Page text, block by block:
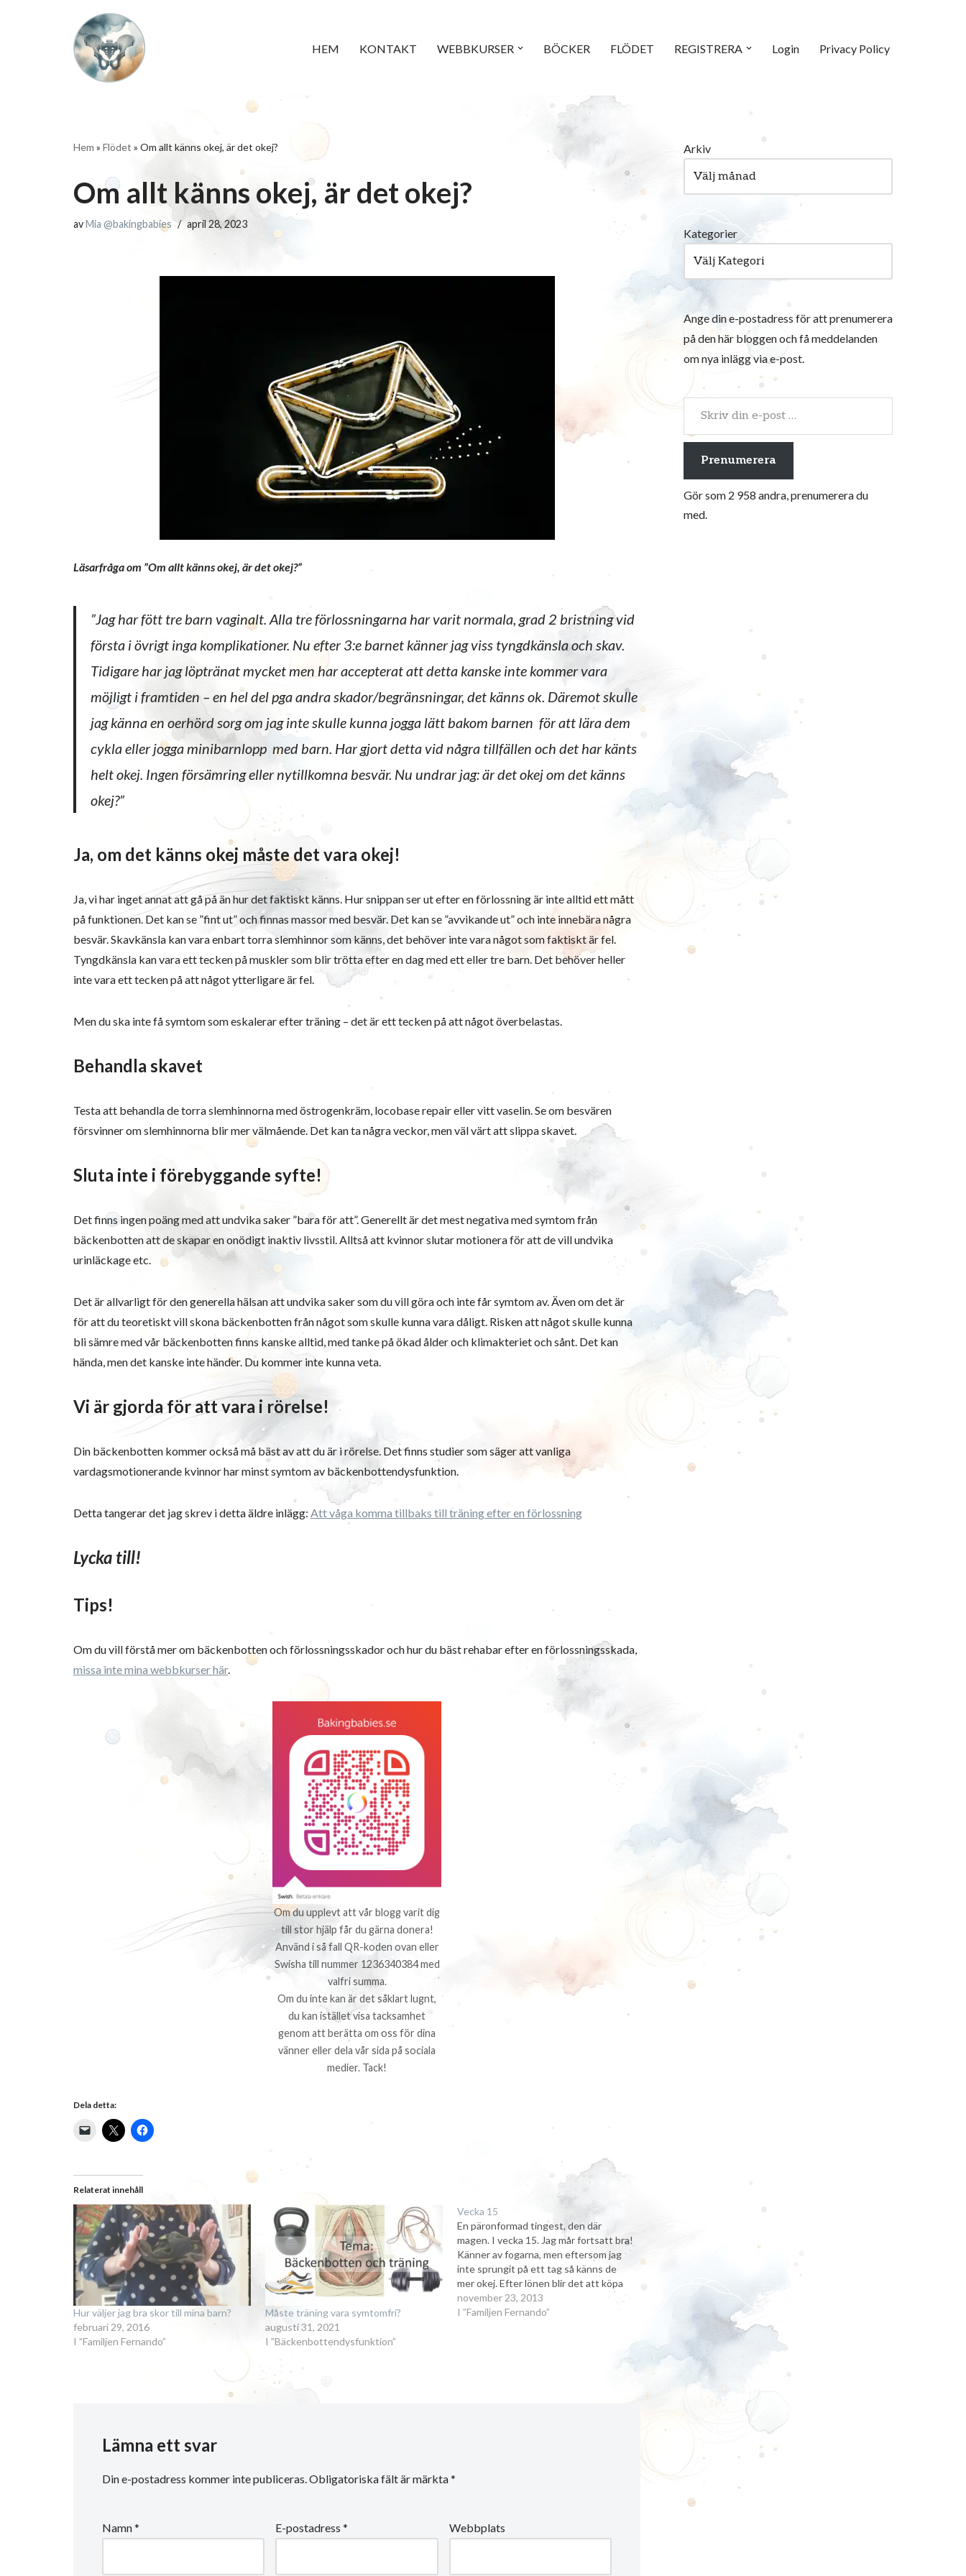
HEM KONTAKT WEBBKURSER BÖCKER FLÖDET REGISTRERA Login Privacy Policy
Hem » Flödet » Om allt känns okej, är det okej?
Om allt känns okej, är det okej?
avMia @bakingbabies april 28, 2023
Läsarfråga om ”Om allt känns okej, är det okej?”
”Jag har fött tre barn vaginalt. Alla tre förlossningarna har varit normala, grad 2 bristning vid
första i övrigt inga komplikationer. Nu efter 3:e barnet känner jag viss tyngdkänsla och skav.
Tidigare har jag löptränat mycket men har accepterat att detta kanske inte kommer vara
möjligt i framtiden – en hel del pga andra skador/begränsningar, det känns ok. Däremot skulle
jag känna en oerhörd sorg om jag inte skulle kunna jogga lätt bakom barnen för att lära dem
cykla eller jogga minibarnlopp med barn. Har gjort detta vid några tillfällen och det har känts
helt okej. Ingen försämring eller nytillkomna besvär. Nu undrar jag: är det okej om det känns
okej?”
Ja, om det känns okej måste det vara okej!
Ja, vi har inget annat att gå på än hur det faktiskt känns. Hur snippan ser ut efter en förlossning är inte alltid ett mått
på funktionen. Det kan se ”fint ut” och finnas massor med besvär. Det kan se ”avvikande ut” och inte innebära några
besvär. Skavkänsla kan vara enbart torra slemhinnor som känns, det behöver inte vara något som faktiskt är fel.
Tyngdkänsla kan vara ett tecken på muskler som blir trötta efter en dag med ett eller tre barn. Det behöver heller
inte vara ett tecken på att något ytterligare är fel.
Men du ska inte få symtom som eskalerar efter träning – det är ett tecken på att något överbelastas.
Behandla skavet
Testa att behandla de torra slemhinnorna med östrogenkräm, locobase repair eller vitt vaselin. Se om besvären
försvinner om slemhinnorna blir mer välmående. Det kan ta några veckor, men väl värt att slippa skavet.
Sluta inte i förebyggande syfte!
Det finns ingen poäng med att undvika saker ”bara för att”. Generellt är det mest negativa med symtom från
bäckenbotten att de skapar en onödigt inaktiv livsstil. Alltså att kvinnor slutar motionera för att de vill undvika
urinläckage etc.
Det är allvarligt för den generella hälsan att undvika saker som du vill göra och inte får symtom av. Även om det är
för att du teoretiskt vill skona bäckenbotten från något som skulle kunna vara dåligt. Risken att något skulle kunna
bli sämre med vår bäckenbotten finns kanske alltid, med tanke på ökad ålder och klimakteriet och sånt. Det kan
hända, men det kanske inte händer. Du kommer inte kunna veta.
Vi är gjorda för att vara i rörelse!
Din bäckenbotten kommer också må bäst av att du är i rörelse. Det finns studier som säger att vanliga
vardagsmotionerande kvinnor har minst symtom av bäckenbottendysfunktion.
Detta tangerar det jag skrev i detta äldre inlägg: Att våga komma tillbaks till träning efter en förlossning
Lycka till!
Tips!
Om du vill förstå mer om bäckenbotten och förlossningsskador och hur du bäst rehabar efter en förlossningsskada,
missa inte mina webbkurser här.
Om du upplevt att vår blogg varit dig
till stor hjälp får du gärna donera!
Använd i så fall QR-koden ovan eller
Swisha till nummer 1236340384 med
valfri summa.
Om du inte kan är det såklart lugnt,
du kan istället visa tacksamhet
genom att berätta om oss för dina
vänner eller dela vår sida på sociala
medier. Tack!
Dela detta:
Relaterat innehåll
Hur väljer jag bra skor till mina barn?
februari 29, 2016
I ”Familjen Fernando”
Måste träning vara symtomfri?
augusti 31, 2021
I ”Bäckenbottendysfunktion”
Vecka 15
En päronformad tingest, den där
magen. I vecka 15. Jag mår fortsatt bra!
Känner av fogarna, men eftersom jag
inte sprungit på ett tag så känns de
mer okej. Efter lönen blir det att köpa
gymkort! Alla säger olika, men nu är jag
alla fall inne i andra trimestern. Nu…
november 23, 2013
I ”Familjen Fernando”
Lämna ett svar
Din e-postadress kommer inte publiceras.Obligatoriska fält är märkta*
Namn* E-postadress* Webbplats
Arkiv
Kategorier
Ange din e-postadress för att prenumerera
på den här bloggen och få meddelanden
om nya inlägg via e-post.
Prenumerera
Gör som 2 958 andra, prenumerera du
med.